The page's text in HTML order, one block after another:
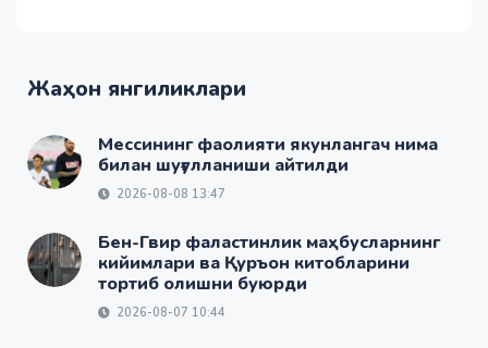
Жаҳон янгиликлари
Мессининг фаолияти якунлангач нима
билан шуғулланиши айтилди
2026-08-08 13:47
Бен-Гвир фаластинлик маҳбусларнинг
кийимлари ва Қуръон китобларини
тортиб олишни буюрди
2026-08-07 10:44